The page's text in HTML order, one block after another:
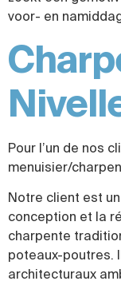
voor- en
Pour l’un de nos
menuisier/
Notre client est
conception et la
charpente
poteaux-poutres.
architecturaux